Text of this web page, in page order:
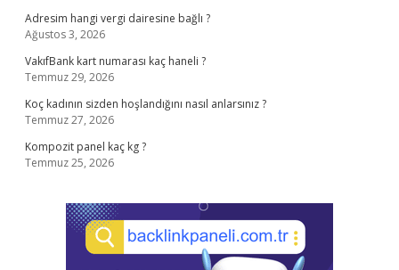
Adresim hangi vergi dairesine bağlı ?
Ağustos 3, 2026
VakıfBank kart numarası kaç haneli ?
Temmuz 29, 2026
Koç kadının sizden hoşlandığını nasıl anlarsınız ?
Temmuz 27, 2026
Kompozit panel kaç kg ?
Temmuz 25, 2026